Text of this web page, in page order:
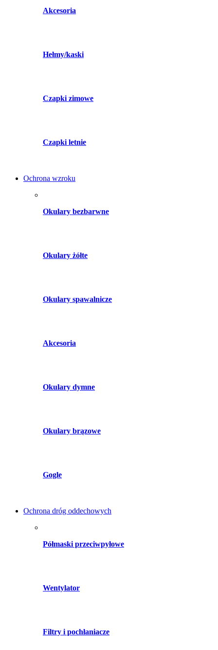
Akcesoria
Hełmy/kaski
Czapki zimowe
Czapki letnie
Ochrona wzroku
Okulary bezbarwne
Okulary żółte
Okulary spawalnicze
Akcesoria
Okulary dymne
Okulary brązowe
Gogle
Ochrona dróg oddechowych
Półmaski przeciwpyłowe
Wentylator
Filtry i pochłaniacze